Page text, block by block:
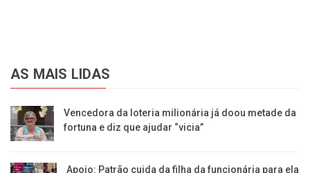
AS MAIS LIDAS
Vencedora da loteria milionária já doou metade da
fortuna e diz que ajudar “vicia”
Apoio: Patrão cuida da filha da funcionária para ela